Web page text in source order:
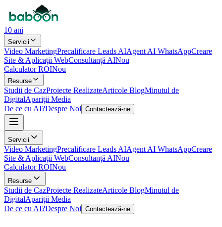
10 ani
Servicii
Video MarketingPrecalificare Leads AIAgent AI WhatsAppCreare
Site & Aplicații WebConsultanță AINou
Calculator ROINou
Resurse
Studii de CazProiecte RealizateArticole BlogMinutul de
DigitalApariții Media
De ce cu AI?Despre Noi Contactează-ne
Servicii
Video MarketingPrecalificare Leads AIAgent AI WhatsAppCreare
Site & Aplicații WebConsultanță AINou
Calculator ROINou
Resurse
Studii de CazProiecte RealizateArticole BlogMinutul de
DigitalApariții Media
De ce cu AI?Despre Noi Contactează-ne